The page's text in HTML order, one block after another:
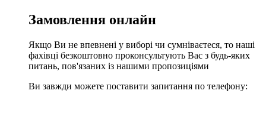
Замовлення онлайн
Якщо Ви не впевнені у виборі чи сумніваєтеся, то наші
фахівці безкоштовно проконсультують Вас з будь-яких
питань, пов'язаних із нашими пропозиціями
Ви завжди можете поставити запитання по телефону: